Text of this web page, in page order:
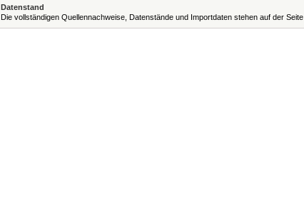
Datenstand
Die vollständigen Quellennachweise, Datenstände und Importdaten stehen auf der Seite